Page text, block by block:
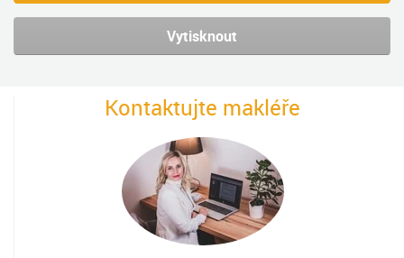
Vytisknout
Kontaktujte makléře